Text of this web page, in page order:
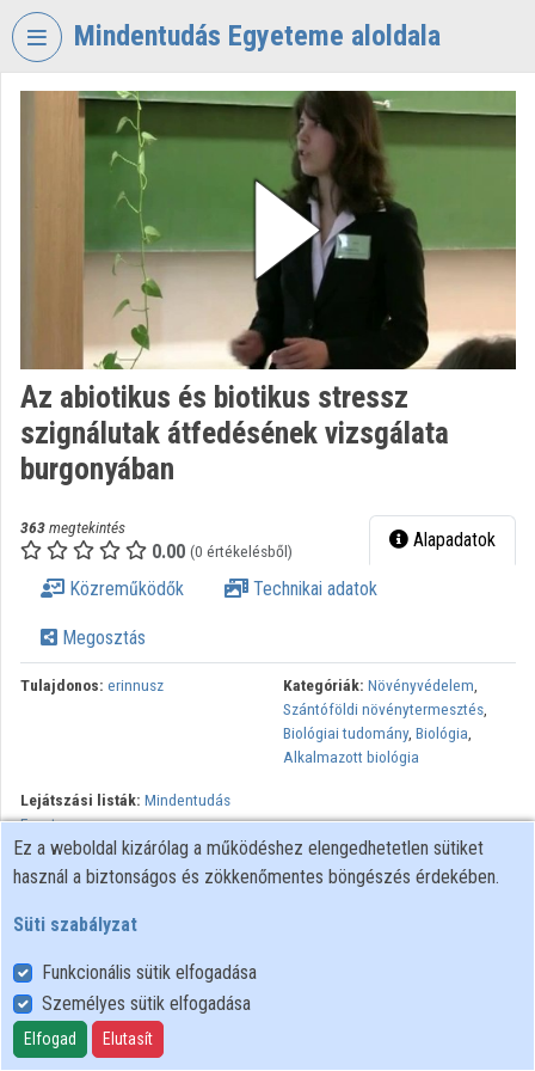
Fejléc kihagyása
Mindentudás Egyeteme aloldala
VIDEOTORIUM
Intézményi kezdőlap
Bejelentkezés
Intézményi felfedezés
Kategóriák
Intézményi listák
Közreműködők
Az abiotikus és biotikus stressz
szignálutak átfedésének vizsgálata
burgonyában
363megtekintés
0.00 (0 értékelésből) Alapadatok
Közreműködők Technikai adatok
Megosztás
Tulajdonos: erinnusz Kategóriák: Növényvédelem,
Szántóföldi növénytermesztés,
Biológiai tudomány, Biológia,
Alkalmazott biológia
Lejátszási listák: Mindentudás
Egyeteme
Minden jog fenntartva
Felhasználói szabályzat
Adatkezelési tájékoztató
Süti szabályzat
Ez a weboldal kizárólag a működéshez elengedhetetlen sütiket
használ a biztonságos és zökkenőmentes böngészés érdekében.
Süti szabályzat
Funkcionális sütik elfogadása
Személyes sütik elfogadása
Elfogad Elutasít